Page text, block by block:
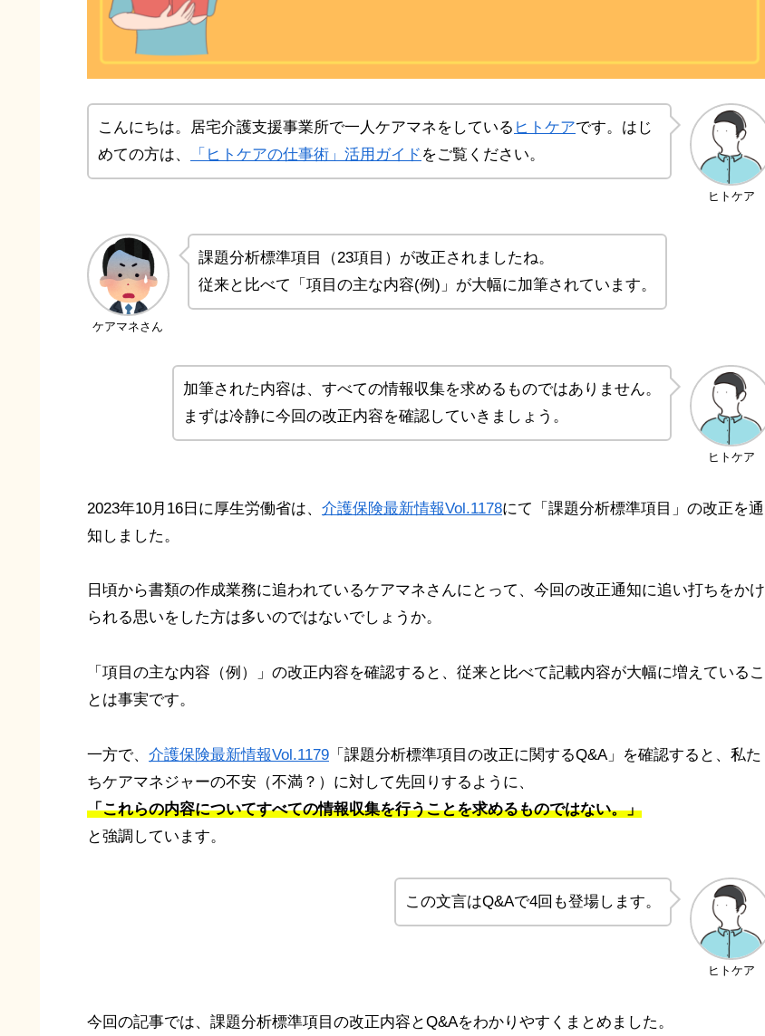
ヒトケア
こんにちは。居宅介護支援事業所で一人ケアマネをしている ヒトケアです。はじ
めての方は、
「ヒトケアの仕事術」活用ガイド をご覧ください。
ケアマネさん
課題分析標準項目（23項目）が改正されましたね。
従来と比べて「項目の主な内容(例)」が大幅に加筆されています。
ヒトケア
加筆された内容は、すべての情報収集を求めるものではありません。
まずは冷静に今回の改正内容を確認していきましょう。
2023年10月16日に厚生労働省は、 介護保険最新情報Vol.1178にて「課題分析標準項目」の改正を通
知しました。
日頃から書類の作成業務に追われているケアマネさんにとって、今回の改正通知に追い打ちをかけ
られる思いをした方は多いのではないでしょうか。
「項目の主な内容（例）」の改正内容を確認すると、従来と比べて記載内容が大幅に増えているこ
とは事実です。
一方で、 介護保険最新情報Vol.1179 「課題分析標準項目の改正に関するQ&A」を確認すると、私た
ちケアマネジャーの不安（不満？）に対して先回りするように、
「これらの内容についてすべての情報収集を行うことを求めるものではない。」
と強調しています。
ヒトケア
この文言はQ&Aで4回も登場します。
今回の記事では、課題分析標準項目の改正内容とQ&Aをわかりやすくまとめました。